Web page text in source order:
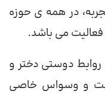
تجربه، در همه ی حوزه
می باشد.
روابط دوستی دختر و
دقت و وسواس خاصی